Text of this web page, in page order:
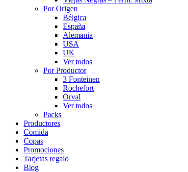
Por Origen
Bélgica
España
Alemania
USA
UK
Ver todos
Por Productor
3 Fonteinen
Rochefort
Orval
Ver todos
Packs
Productores
Comida
Copas
Promociones
Tarjetas regalo
Blog